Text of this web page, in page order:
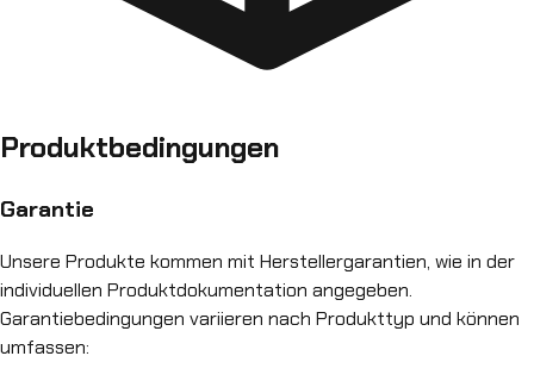
Produktbedingungen
Garantie
Unsere Produkte kommen mit Herstellergarantien, wie in der
individuellen Produktdokumentation angegeben.
Garantiebedingungen variieren nach Produkttyp und können
umfassen: